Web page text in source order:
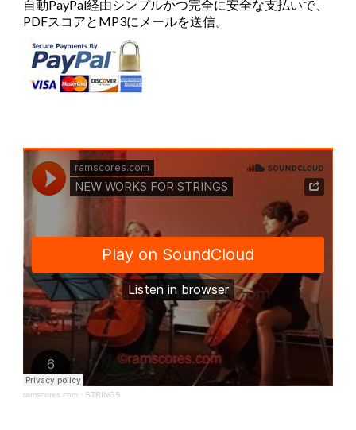
自動PayPal経由シンプルかつ完全に安全な支払いで、
PDFスコアとMP3にメールを送信。
ramscores.com · STRINGS